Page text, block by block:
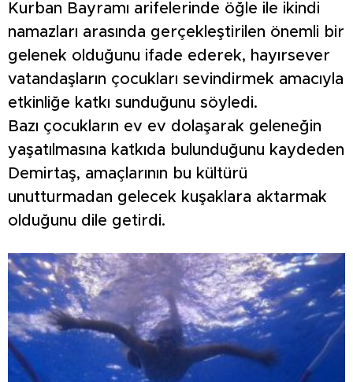
Kurban Bayramı arifelerinde öğle ile ikindi
namazları arasında gerçekleştirilen önemli bir
gelenek olduğunu ifade ederek, hayırsever
vatandaşların çocukları sevindirmek amacıyla
etkinliğe katkı sunduğunu söyledi.
Bazı çocukların ev ev dolaşarak geleneğin
yaşatılmasına katkıda bulunduğunu kaydeden
Demirtaş, amaçlarının bu kültürü
unutturmadan gelecek kuşaklara aktarmak
olduğunu dile getirdi.